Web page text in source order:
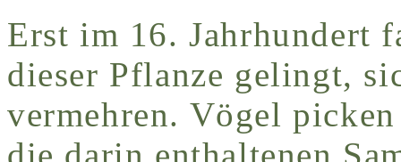
Erst im 16. Jahrhundert
dieser Pflanze gelingt,
vermehren. Vögel
die darin enthaltenen